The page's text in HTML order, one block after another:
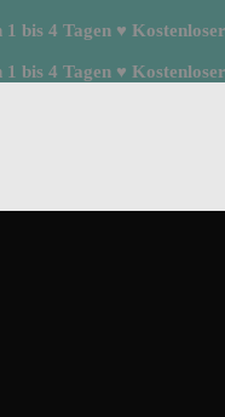
4 Tagen ♥
4 Tagen ♥